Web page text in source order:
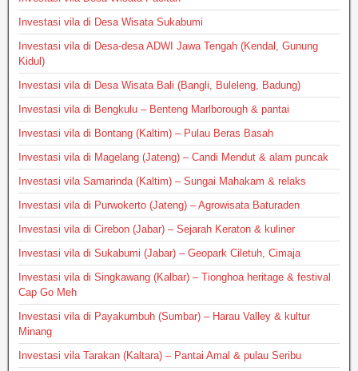
Investasi vila di Desa Wisata Sukabumi
Investasi vila di Desa-desa ADWI Jawa Tengah (Kendal, Gunung
Kidul)
Investasi vila di Desa Wisata Bali (Bangli, Buleleng, Badung)
Investasi vila di Bengkulu – Benteng Marlborough & pantai
Investasi vila di Bontang (Kaltim) – Pulau Beras Basah
Investasi vila di Magelang (Jateng) – Candi Mendut & alam puncak
Investasi vila Samarinda (Kaltim) – Sungai Mahakam & relaks
Investasi vila di Purwokerto (Jateng) – Agrowisata Baturaden
Investasi vila di Cirebon (Jabar) – Sejarah Keraton & kuliner
Investasi vila di Sukabumi (Jabar) – Geopark Ciletuh, Cimaja
Investasi vila di Singkawang (Kalbar) – Tionghoa heritage & festival
Cap Go Meh
Investasi vila di Payakumbuh (Sumbar) – Harau Valley & kultur
Minang
Investasi vila Tarakan (Kaltara) – Pantai Amal & pulau Seribu